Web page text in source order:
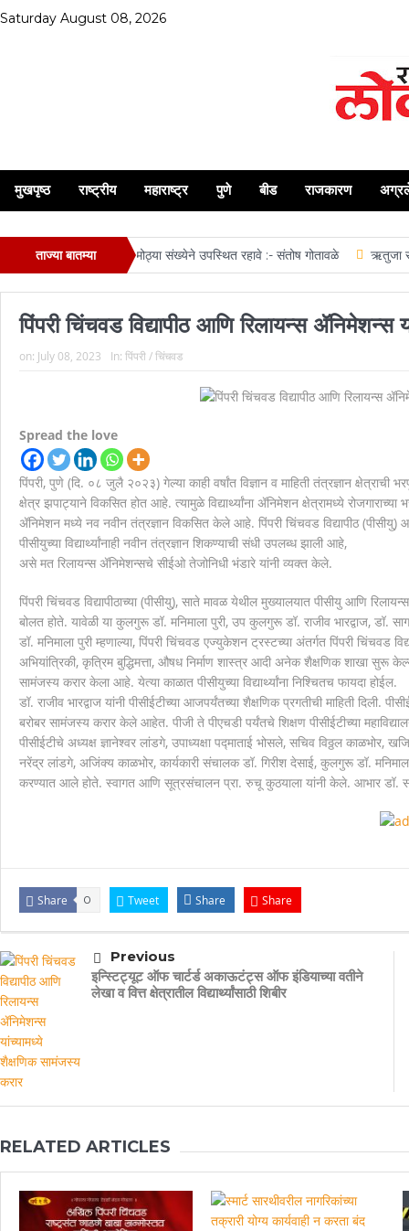
Saturday August 08, 2026
मुखपृष्ठ राष्ट्रीय महाराष्ट्र पुणे बीड राजकारण
ताज्या बातम्या
व मिरवणूक सोहळ्यास मोठ्या संख्येने उपस्थित रहावे :- संतोष गोतावळे ऋतुजा
पिंपरी चिंचवड विद्यापीठ आणि रिलायन्स
on: July 08, 2023 In: पिंपरी / चिंचवड
Spread the love
पिंपरी, पुणे (दि. ०८ जुलै २०२३) गेल्या काही वर्षांत विज्ञान व माहिती तंत्रज्ञान
क्षेत्र झपाट्याने विकसित होत आहे. त्यामुळे विद्यार्थ्यांना ॲनिमेशन क्षेत्रामध्ये
ॲनिमेशन मध्ये नव नवीन तंत्रज्ञान विकसित केले आहे. पिंपरी चिंचवड विद्यापीठ
पीसीयुच्या विद्यार्थ्यांनाही नवीन तंत्रज्ञान शिकण्याची संधी उपलब्ध झाली आहे,
असे मत रिलायन्स ॲनिमेशन्सचे सीईओ तेजोनिधी भंडारे यांनी व्यक्त केले.
पिंपरी चिंचवड विद्यापीठाच्या (पीसीयु), साते मावळ येथील मुख्यालयात पीसीयु आणि
बोलत होते. यावेळी या कुलगुरू डॉ. मनिमाला पुरी, उप कुलगुरू डॉ. राजीव भारद्वाज, डॉ.
डॉ. मनिमाला पुरी म्हणाल्या, पिंपरी चिंचवड एज्युकेशन ट्रस्टच्या अंतर्गत पिंपरी
अभियांत्रिकी, कृत्रिम बुद्धिमत्ता, औषध निर्माण शास्त्र आदी अनेक शैक्षणिक शाखा सुरू
सामंजस्य करार केला आहे. येत्या काळात पीसीयुच्या विद्यार्थ्यांना निश्चितच फायदा होईल.
डॉ. राजीव भारद्वाज यांनी पीसीईटीच्या आजपर्यंतच्या शैक्षणिक प्रगतीची माहिती दिली.
बरोबर सामंजस्य करार केले आहेत. पीजी ते पीएचडी पर्यंतचे शिक्षण पीसीईटीच्या
पीसीईटीचे अध्यक्ष ज्ञानेश्वर लांडगे, उपाध्यक्षा पद्माताई भोसले, सचिव विठ्ठल काळभोर,
नरेंद्र लांडगे, अजिंक्य काळभोर, कार्यकारी संचालक डॉ. गिरीश देसाई, कुलगुरू डॉ.
करण्यात आले होते. स्वागत आणि सूत्रसंचालन प्रा. रुचू कुठयाला यांनी केले. आभार डॉ.
Share 0 Tweet Share Share
Previous
इन्स्टिट्यूट ऑफ चार्टर्ड अकाऊटंट्स ऑफ इंडियाच्या वतीने
लेखा व वित्त क्षेत्रातील विद्यार्थ्यांसाठी शिबीर
RELATED ARTICLES